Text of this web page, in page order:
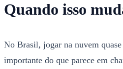
Quando isso
No Brasil, jogar na nuvem
importante do que parece em